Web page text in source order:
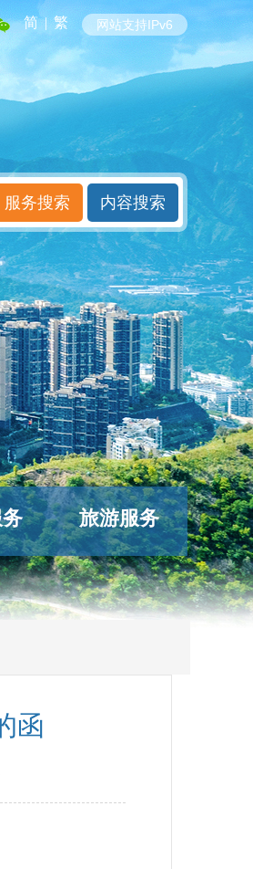
简 | 繁 网站支持IPv6
旅游服务
函